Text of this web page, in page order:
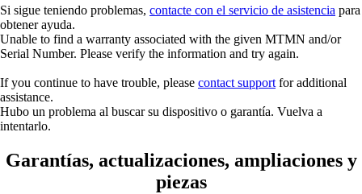
Si sigue teniendo problemas, contacte con el servicio de asistencia para
obtener ayuda.
Unable to find a warranty associated with the given MTMN and/or
Serial Number. Please verify the information and try again.
If you continue to have trouble, please contact support for additional
assistance.
Hubo un problema al buscar su dispositivo o garantía. Vuelva a
intentarlo.
Garantías, actualizaciones, ampliaciones y
piezas